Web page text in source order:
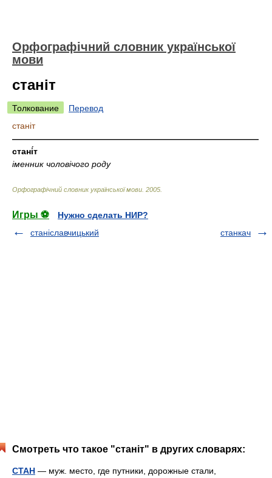
Орфографічний словник української
мови
станіт
Толкование
Перевод
станіт
—————————————————————————————
стані́т
іменник чоловічого роду
Орфографічний словник української мови 2005
Игры ⚽
Нужно сделать НИР?
станіславчицький
станкач
Смотреть что такое "станіт" в других словарях:
СТАН — муж. место, где путники, дорожные стали,